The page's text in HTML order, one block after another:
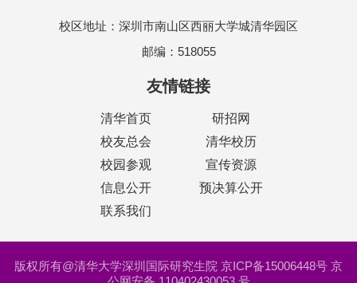
校区地址：深圳市南山区西丽大学城清华园区
邮编：518055
友情链接
清华首页
研招网
校友总会
清华校历
校园参观
宣传资源
信息公开
预决算公开
联系我们
版权所有@清华大学深圳国际研究生院 京ICP备15006448号 京